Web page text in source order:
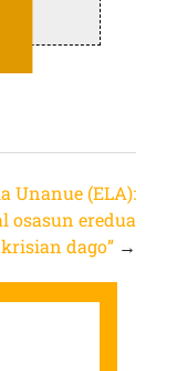
Unanue (ELA):
osasun eredua
krisian dago” →